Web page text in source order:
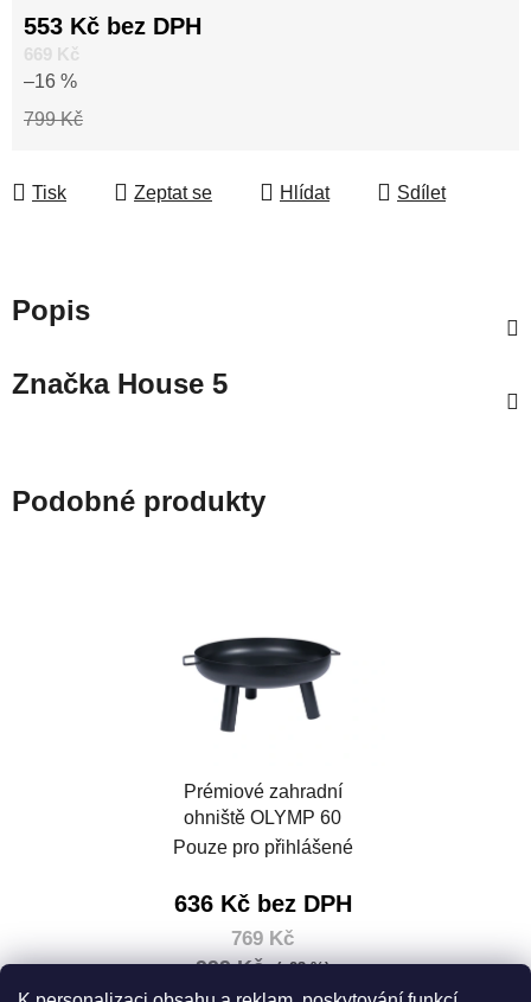
799 Kč
–16 %
669 Kč
553 Kč bez DPH
Měrná cena:
Tisk Zeptat se Hlídat Sdílet
Popis
ZnačkaHouse 5
Podobné produkty
Prémiové zahradní
ohniště OLYMP 60
Pouze pro přihlášené
636 Kč bez DPH
769 Kč
999 Kč
(–23 %)
Měrná
769 Kč / 1 ks